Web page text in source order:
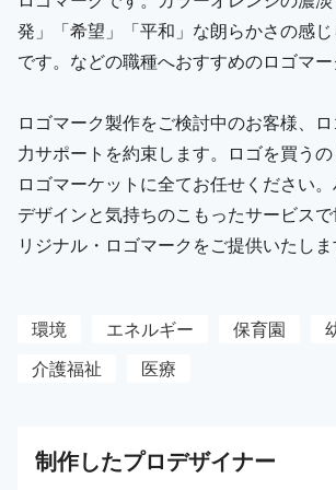
発」「希望」「平和」な朗らかさの感
です。などの職種へおすすめのロゴマー
ロゴマーク製作をご検討中のお客様、
力サポートを約束します。ロゴを買う
ロゴマーケットに全てお任せください
デザインと気持ちのこもったサービス
リジナル・ロゴマークをご提供いたし
環境 エネルギー 保育園
介護福祉
医療
制作したプロデザイナー